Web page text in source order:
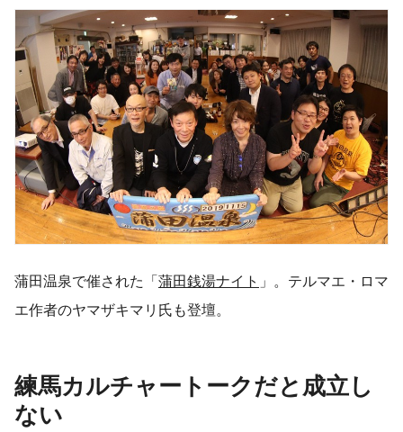
蒲田温泉で催された「蒲田銭湯ナイト 」。テルマエ・ロマ
エ作者のヤマザキマリ氏も登壇。
練馬カルチャートークだと成立し
ない